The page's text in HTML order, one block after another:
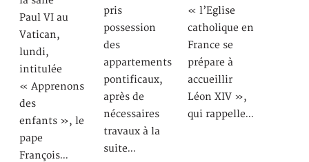
Paul VI au
Vatican,
lundi,
intitulée
« Apprenons
des
enfants », le
pape
François…
pris
possession
des
appartements
pontificaux,
après de
nécessaires
travaux à la
suite…
« l’Eglise
catholique en
France se
prépare à
accueillir
Léon XIV »,
qui rappelle…